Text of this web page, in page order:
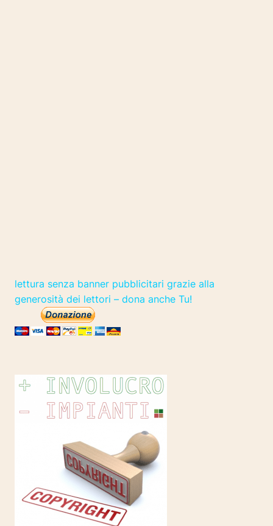
lettura senza banner pubblicitari grazie alla
generosità dei lettori – dona anche Tu!